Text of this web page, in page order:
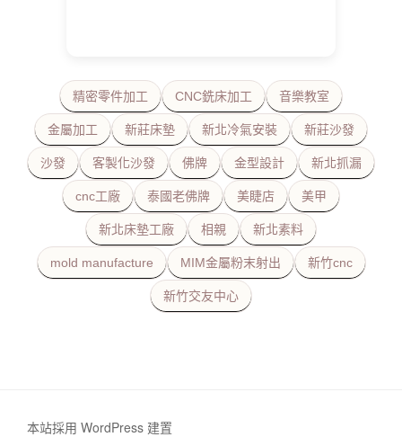
精密零件加工 CNC銑床加工 音樂教室
金屬加工 新莊床墊 新北冷氣安裝 新莊沙發
沙發 客製化沙發 佛牌 金型設計 新北抓漏
cnc工廠 泰國老佛牌 美睫店 美甲
新北床墊工廠 相親 新北素料
mold manufacture MIM金屬粉末射出 新竹cnc
新竹交友中心
本站採用 WordPress 建置